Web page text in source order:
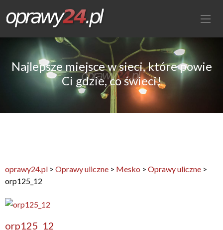
Najlepsze miejsce w sieci, które powie
Ci gdzie, co świeci!
oprawy24.pl > Oprawy uliczne > Mesko > Oprawy uliczne >
orp125_12
orp125_12